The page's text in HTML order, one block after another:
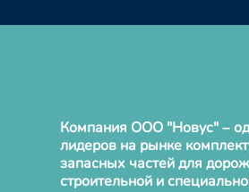
Компания ООО "Новус" –
лидеров на рынке
запасных частей для
строительной и